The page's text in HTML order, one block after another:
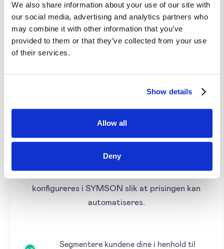
We also share information about your use of our site with
our social media, advertising and analytics partners who
may combine it with other information that you’ve
provided to them or that they’ve collected from your use
of their services.
Show details
Allow all
Deny
Analyser resultatene og lær
Gjelder for alle klienter
Implementere segmentert
prising i Symson
For å implementere en kostnadsbasert
klare, kan du legge dem til SYMSON-plattformen
ved å importere prisdataene dine. Etter importen
kan prisreglene og spesifikasjonene enkelt
konfigureres i SYMSON slik at prisingen kan
automatiseres.
Segmentere kundene dine i henhold til